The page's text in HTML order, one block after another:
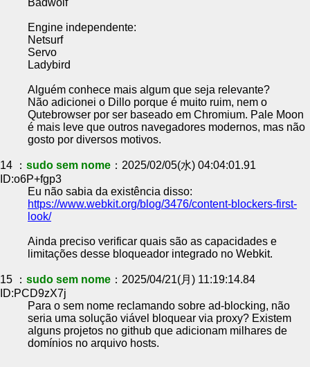
Badwolf
Engine independente:
Netsurf
Servo
Ladybird
Alguém conhece mais algum que seja relevante?
Não adicionei o Dillo porque é muito ruim, nem o
Qutebrowser por ser baseado em Chromium. Pale Moon
é mais leve que outros navegadores modernos, mas não
gosto por diversos motivos.
14 ： sudo sem nome ：2025/02/05(水) 04:04:01.91
ID:o6P+fgp3
Eu não sabia da existência disso:
https://www.webkit.org/blog/3476/content-blockers-first-
look/
Ainda preciso verificar quais são as capacidades e
limitações desse bloqueador integrado no Webkit.
15 ： sudo sem nome ：2025/04/21(月) 11:19:14.84
ID:PCD9zX7j
Para o sem nome reclamando sobre ad-blocking, não
seria uma solução viável bloquear via proxy? Existem
alguns projetos no github que adicionam milhares de
domínios no arquivo hosts.